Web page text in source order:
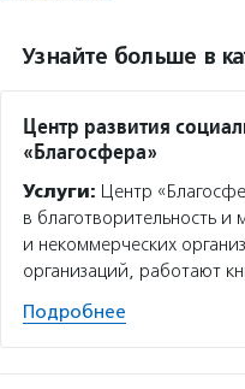
Узнайте больше в
Центр развития
«Благосфера»
Услуги: Центр
в благотворительность и
и некоммерческих
организаций, работают
Подробнее